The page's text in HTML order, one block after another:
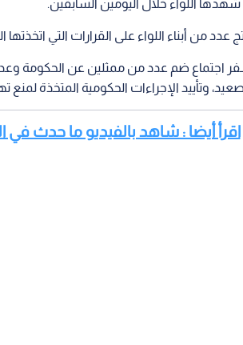
شهدها اللواء خلال اليومين السابقين.
عدد من أبناء اللواء على القرارات التي
اجتماع ضم عدد من ممثلين عن الحكومة
وتأييد الإجراءات الحكومية المتخذة
اقرأ أيضا : شاهد بالفيديو ما حدث في